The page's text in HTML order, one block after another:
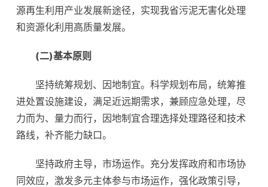
源再生利用产业发展新途径，实现我省污泥无害化处理
和资源化利用高质量发展。
(二)基本原则
坚持统筹规划、因地制宜。科学规划布局，统筹推
进处置设施建设，满足近远期需求，兼顾应急处理，尽
力而为、量力而行，因地制宜合理选择处理路径和技术
路线，补齐能力缺口。
坚持政府主导，市场运作。充分发挥政府和市场协
同效应，激发多元主体参与市场运作，强化政策引导，